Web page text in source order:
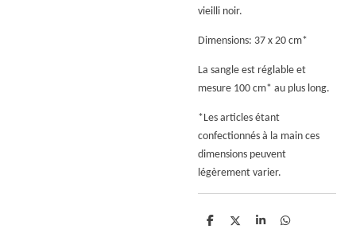
vieilli noir.
Dimensions: 37 x 20 cm*
La sangle est réglable et
mesure 100 cm* au plus long.
*Les articles étant
confectionnés à la main ces
dimensions peuvent
légèrement varier.
P
P
P
P